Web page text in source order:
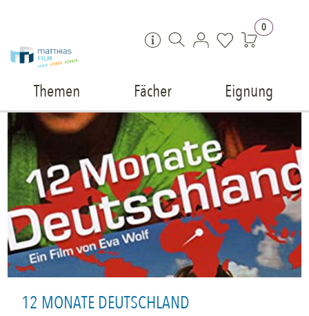
0
Themen Fächer Eignung
12 MONATE DEUTSCHLAND